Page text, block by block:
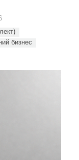
бизнес